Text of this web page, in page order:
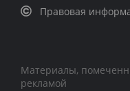
Правовая
Материалы,
рекламой